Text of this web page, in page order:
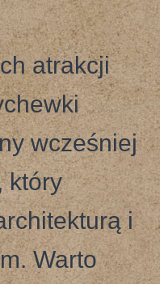
atrakcji
wcześniej
który
i
Warto